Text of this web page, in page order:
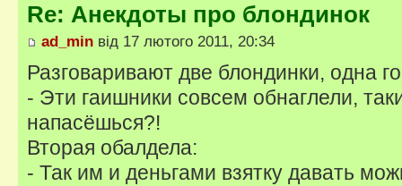
Re: Анекдоты про блондинок
ad_min від 17 лютого 2011, 20:34
Разговаривают две блондинки, одна
- Эти гаишники совсем обнаглели,
напасёшься?!
Вторая обалдела:
- Так им и деньгами взятку давать